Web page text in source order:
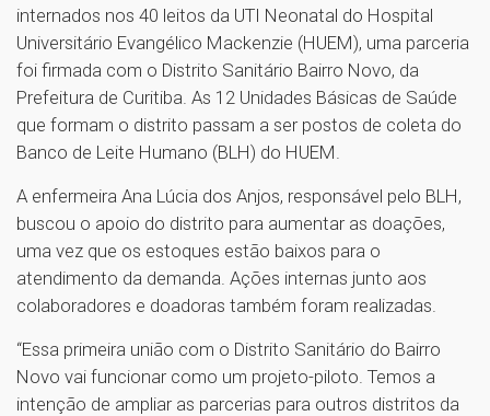
internados nos 40 leitos da UTI Neonatal do Hospital
Universitário Evangélico Mackenzie (HUEM), uma parceria
foi firmada com o Distrito Sanitário Bairro Novo, da
Prefeitura de Curitiba. As 12 Unidades Básicas de Saúde
que formam o distrito passam a ser postos de coleta do
Banco de Leite Humano (BLH) do HUEM.
A enfermeira Ana Lúcia dos Anjos, responsável pelo BLH,
buscou o apoio do distrito para aumentar as doações,
uma vez que os estoques estão baixos para o
atendimento da demanda. Ações internas junto aos
colaboradores e doadoras também foram realizadas.
“Essa primeira união com o Distrito Sanitário do Bairro
Novo vai funcionar como um projeto-piloto. Temos a
intenção de ampliar as parcerias para outros distritos da